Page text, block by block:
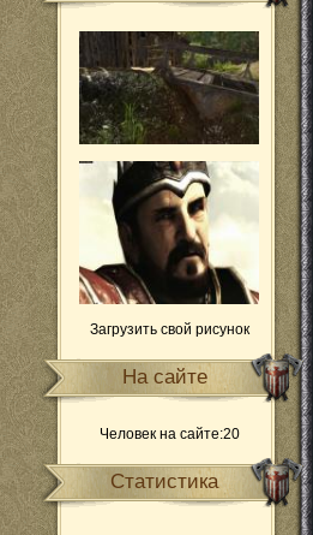
Загрузить свой рисунок
На сайте
Человек на сайте:20
Статистика